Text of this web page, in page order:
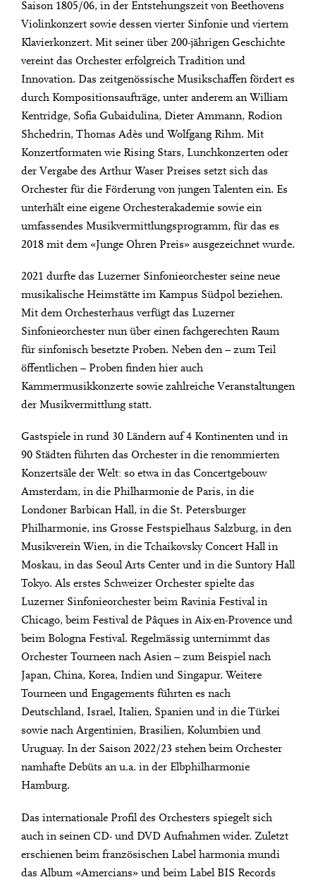
Saison 1805/06, in der Entstehungszeit von Beethovens
Violinkonzert sowie dessen vierter Sinfonie und viertem
Klavierkonzert. Mit seiner über 200-jährigen Geschichte
vereint das Orchester erfolgreich Tradition und
Innovation. Das zeitgenössische Musikschaffen fördert es
durch Kompositionsaufträge, unter anderem an William
Kentridge, Sofia Gubaidulina, Dieter Ammann, Rodion
Shchedrin, Thomas Adès und Wolfgang Rihm. Mit
Konzertformaten wie Rising Stars, Lunchkonzerten oder
der Vergabe des Arthur Waser Preises setzt sich das
Orchester für die Förderung von jungen Talenten ein. Es
unterhält eine eigene Orchesterakademie sowie ein
umfassendes Musikvermittlungsprogramm, für das es
2018 mit dem «Junge Ohren Preis» ausgezeichnet wurde.
2021 durfte das Luzerner Sinfonieorchester seine neue
musikalische Heimstätte im Kampus Südpol beziehen.
Mit dem Orchesterhaus verfügt das Luzerner
Sinfonieorchester nun über einen fachgerechten Raum
für sinfonisch besetzte Proben. Neben den – zum Teil
öffentlichen – Proben finden hier auch
Kammermusikkonzerte sowie zahlreiche Veranstaltungen
der Musikvermittlung statt.
Gastspiele in rund 30 Ländern auf 4 Kontinenten und in
90 Städten führten das Orchester in die renommierten
Konzertsäle der Welt: so etwa in das Concertgebouw
Amsterdam, in die Philharmonie de Paris, in die
Londoner Barbican Hall, in die St. Petersburger
Philharmonie, ins Grosse Festspielhaus Salzburg, in den
Musikverein Wien, in die Tchaikovsky Concert Hall in
Moskau, in das Seoul Arts Center und in die Suntory Hall
Tokyo. Als erstes Schweizer Orchester spielte das
Luzerner Sinfonieorchester beim Ravinia Festival in
Chicago, beim Festival de Pâques in Aix-en-Provence und
beim Bologna Festival. Regelmässig unternimmt das
Orchester Tourneen nach Asien – zum Beispiel nach
Japan, China, Korea, Indien und Singapur. Weitere
Tourneen und Engagements führten es nach
Deutschland, Israel, Italien, Spanien und in die Türkei
sowie nach Argentinien, Brasilien, Kolumbien und
Uruguay. In der Saison 2022/23 stehen beim Orchester
namhafte Debüts an u.a. in der Elbphilharmonie
Hamburg.
Das internationale Profil des Orchesters spiegelt sich
auch in seinen CD- und DVD Aufnahmen wider. Zuletzt
erschienen beim französischen Label harmonia mundi
das Album «Amercians» und beim Label BIS Records